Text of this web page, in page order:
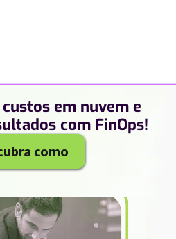
em nuvem e
com FinOps!
como